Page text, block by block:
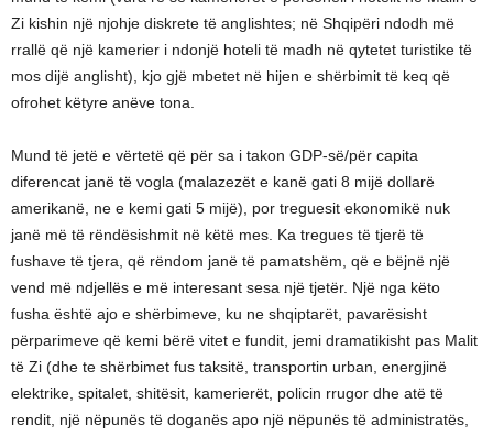
Zi kishin një njohje diskrete të anglishtes; në Shqipëri ndodh më
rrallë që një kamerier i ndonjë hoteli të madh në qytetet turistike të
mos dijë anglisht), kjo gjë mbetet në hijen e shërbimit të keq që
ofrohet këtyre anëve tona.
Mund të jetë e vërtetë që për sa i takon GDP-së/për capita
diferencat janë të vogla (malazezët e kanë gati 8 mijë dollarë
amerikanë, ne e kemi gati 5 mijë), por treguesit ekonomikë nuk
janë më të rëndësishmit në këtë mes. Ka tregues të tjerë të
fushave të tjera, që rëndom janë të pamatshëm, që e bëjnë një
vend më ndjellës e më interesant sesa një tjetër. Një nga këto
fusha është ajo e shërbimeve, ku ne shqiptarët, pavarësisht
përparimeve që kemi bërë vitet e fundit, jemi dramatikisht pas Malit
të Zi (dhe te shërbimet fus taksitë, transportin urban, energjinë
elektrike, spitalet, shitësit, kamerierët, policin rrugor dhe atë të
rendit, një nëpunës të doganës apo një nëpunës të administratës,